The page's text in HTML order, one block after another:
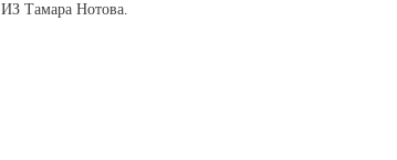
ИЗ Тамара Нотова.